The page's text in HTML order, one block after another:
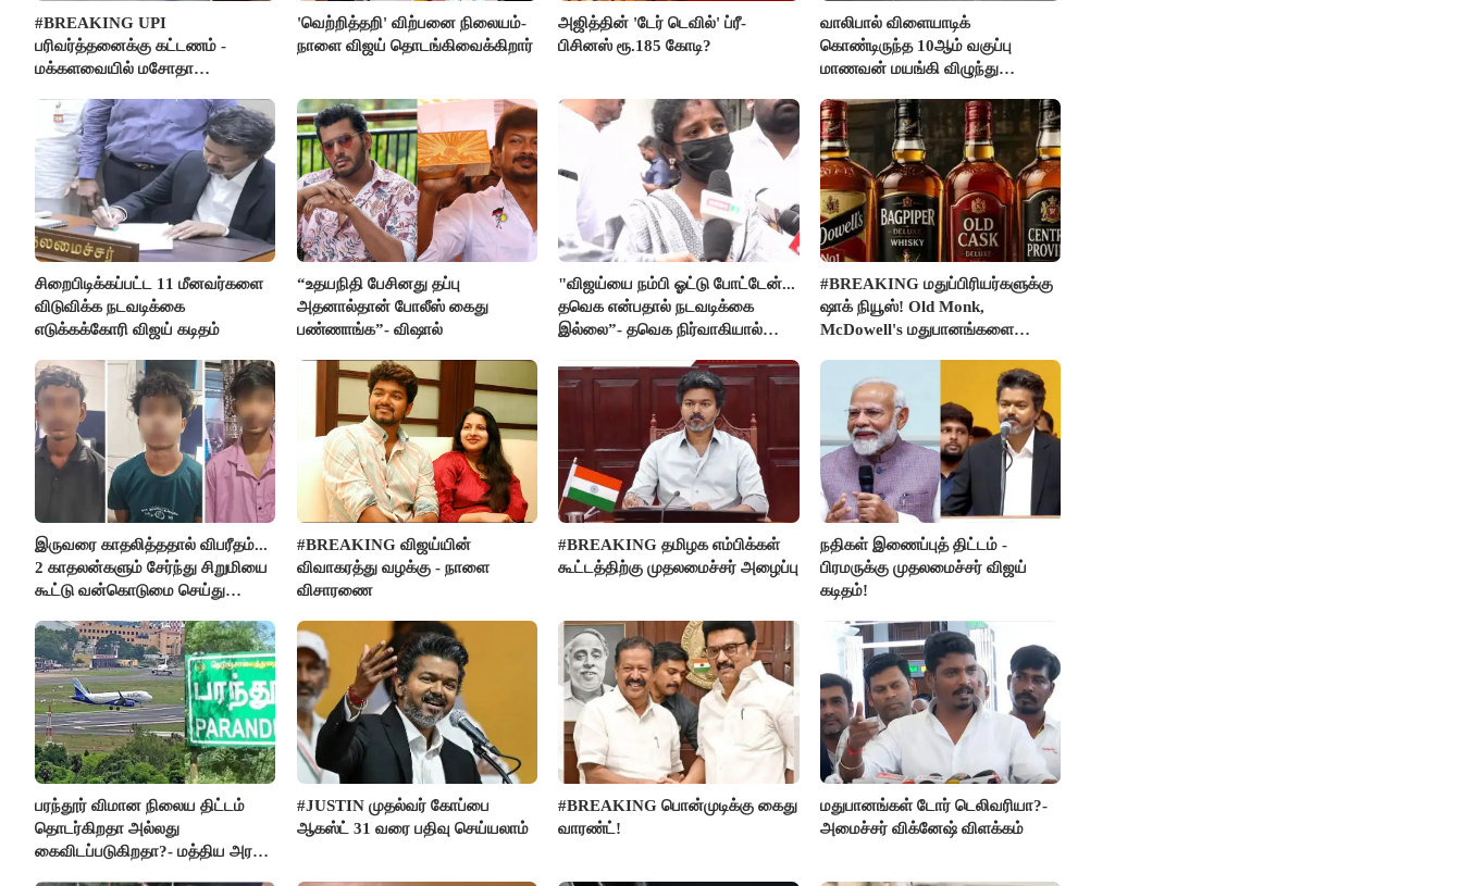
#BREAKING UPI
பரிவர்த்தனைக்கு கட்டணம் -
மக்களவையில் மசோதா
'வெற்றித்தறி' விற்பனை நிலையம்-
நாளை விஜய் தொடங்கிவைக்கிறார்
அஜித்தின் 'டேர் டெவில்' ப்ரீ-
பிசினஸ் ரூ.185 கோடி?
வாலிபால் விளையாடிக்
கொண்டிருந்த 10ஆம் வகுப்பு
மாணவன் மயங்கி விழுந்து
சிறைபிடிக்கப்பட்ட 11 மீனவர்களை
விடுவிக்க நடவடிக்கை
எடுக்கக்கோரி விஜய் கடிதம்
“உதயநிதி பேசினது தப்பு
அதனால்தான் போலீஸ் கைது
பண்ணாங்க”- விஷால்
"விஜய்யை நம்பி ஓட்டு போட்டேன்...
தவெக என்பதால் நடவடிக்கை
இல்லை”- தவெக நிர்வாகியால்
#BREAKING மதுப்பிரியர்களுக்கு
ஷாக் நியூஸ்! Old Monk,
McDowell's மதுபானங்களை
இருவரை காதலித்ததால் விபரீதம்...
2 காதலன்களும் சேர்ந்து சிறுமியை
கூட்டு வன்கொடுமை செய்து
#BREAKING விஜய்யின்
விவாகரத்து வழக்கு - நாளை
விசாரணை
#BREAKING தமிழக எம்பிக்கள்
கூட்டத்திற்கு முதலமைச்சர் அழைப்பு
நதிகள் இணைப்புத் திட்டம் -
பிரமருக்கு முதலமைச்சர் விஜய்
கடிதம்!
பரந்தூர் விமான நிலைய திட்டம்
தொடர்கிறதா அல்லது
கைவிடப்படுகிறதா?- மத்திய அரசு
#JUSTIN முதல்வர் கோப்பை
ஆகஸ்ட் 31 வரை பதிவு செய்யலாம்
#BREAKING பொன்முடிக்கு கைது
வாரண்ட்!
மதுபானங்கள் டோர் டெலிவரியா?-
அமைச்சர் விக்னேஷ் விளக்கம்